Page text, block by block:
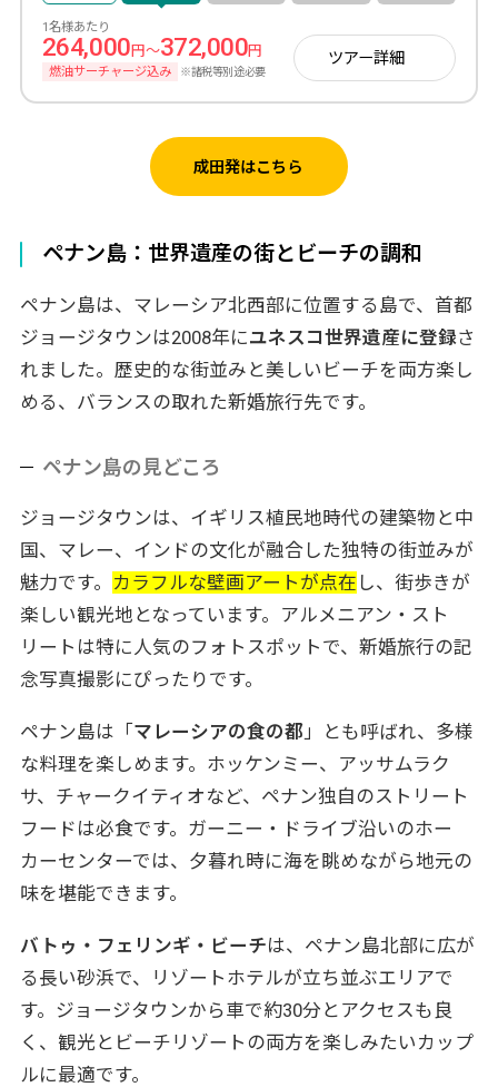
1名様あたり
264,000 円～372,000円
燃油サーチャージ込み ※諸税等別途必要
ツアー詳細
成田発はこちら
ペナン島：世界遺産の街とビーチの調和
ペナン島は、マレーシア北西部に位置する島で、首都
ジョージタウンは2008年にユネスコ世界遺産に登録さ
れました。歴史的な街並みと美しいビーチを両方楽し
める、バランスの取れた新婚旅行先です。
ペナン島の見どころ
ジョージタウンは、イギリス植民地時代の建築物と中
国、マレー、インドの文化が融合した独特の街並みが
魅力です。
カラフルな壁画アートが点在 し、街歩きが
楽しい観光地となっています。アルメニアン・スト
リートは特に人気のフォトスポットで、新婚旅行の記
念写真撮影にぴったりです。
ペナン島は「 マレーシアの食の都」とも呼ばれ、多様
な料理を楽しめます。ホッケンミー、アッサムラク
サ、チャークイティオなど、ペナン独自のストリート
フードは必食です。ガーニー・ドライブ沿いのホー
カーセンターでは、夕暮れ時に海を眺めながら地元の
味を堪能できます。
バトゥ・フェリンギ・ビーチは、ペナン島北部に広が
る長い砂浜で、リゾートホテルが立ち並ぶエリアで
す。ジョージタウンから車で約30分とアクセスも良
く、観光とビーチリゾートの両方を楽しみたいカップ
ルに最適です。